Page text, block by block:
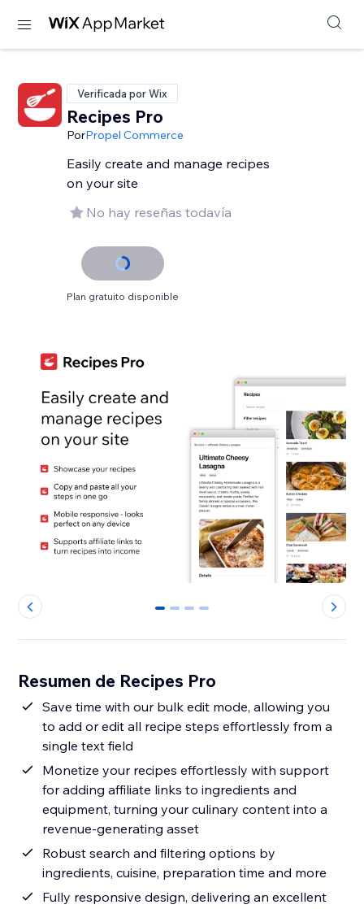
Verificada por Wix
Recipes Pro
PorPropel Commerce
Easily create and manage recipes
on your site
No hay reseñas todavía
Plan gratuito disponible
0 1 2 3
Resumen de Recipes Pro
Save time with our bulk edit mode, allowing you
to add or edit all recipe steps effortlessly from a
single text field
Monetize your recipes effortlessly with support
for adding affiliate links to ingredients and
equipment, turning your culinary content into a
revenue-generating asset
Robust search and filtering options by
ingredients, cuisine, preparation time and more
Fully responsive design, delivering an excellent